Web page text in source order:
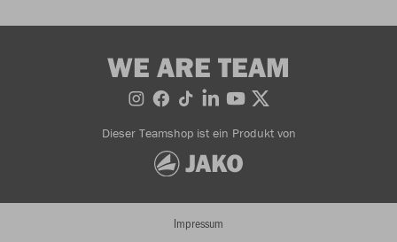
WE ARE TEAM
Dieser Teamshop ist ein Produkt von
Impressum